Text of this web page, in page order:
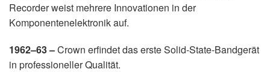
Recorder weist mehrere Innovationen in der
Komponentenelektronik auf.
1962–63 –Crown erfindet das erste Solid-State-Bandgerät
in professioneller Qualität.